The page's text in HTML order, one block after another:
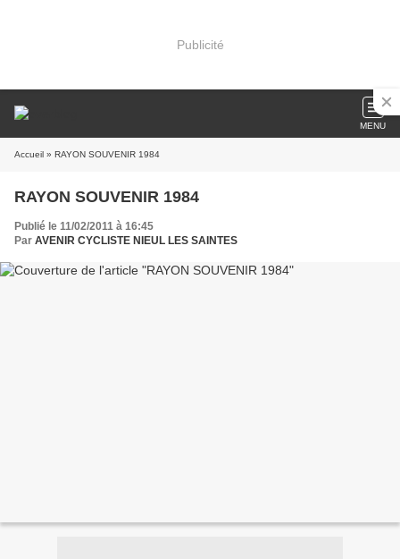
Publicité
MENU
Accueil » RAYON SOUVENIR 1984
RAYON SOUVENIR 1984
Publié le 11/02/2011 à 16:45
Par AVENIR CYCLISTE NIEUL LES SAINTES